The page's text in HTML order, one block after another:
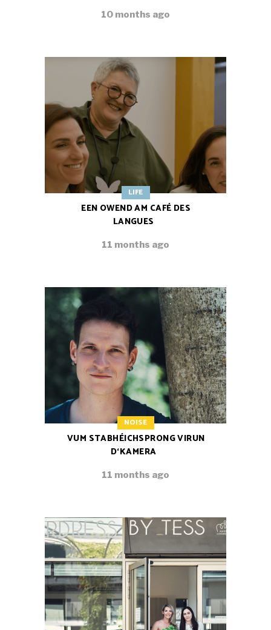
10 months ago
LIFE
EEN OWEND AM CAFÉ DES
LANGUES
11 months ago
NOISE
VUM STABHÉICHSPRONG VIRUN
D‘KAMERA
11 months ago